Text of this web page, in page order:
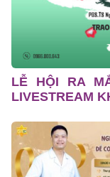
LỄ HỘI RA
LIVESTREAM